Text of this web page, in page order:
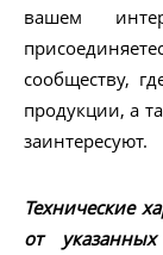
вашем
сообществу,
продукции, а
заинтересуют.
Технические
от